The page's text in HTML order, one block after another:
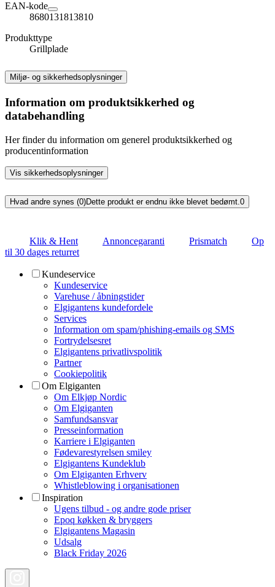
EAN-kode
8680131813810
Produkttype
Grillplade
Miljø- og sikkerhedsoplysninger
Information om produktsikkerhed og
databehandling
Her finder du information om generel produktsikkerhed og
producentinformation
Vis sikkerhedsoplysninger
Hvad andre synes (0)Dette produkt er endnu ikke blevet bedømt. 0
Klik & Hent Annoncegaranti Prismatch
Op
til 30 dages returret
Kundeservice
Kundeservice
Varehuse / åbningstider
Elgigantens kundefordele
Services
Information om spam/phishing-emails og SMS
Fortrydelsesret
Elgigantens privatlivspolitik
Partner
Cookiepolitik
Om Elgiganten
Om Elkjøp Nordic
Om Elgiganten
Samfundsansvar
Presseinformation
Karriere i Elgiganten
Fødevarestyrelsen smiley
Elgigantens Kundeklub
Om Elgiganten Erhverv
Whistleblowing i organisationen
Inspiration
Ugens tilbud - og andre gode priser
Epoq køkken & bryggers
Elgigantens Magasin
Udsalg
Black Friday 2026